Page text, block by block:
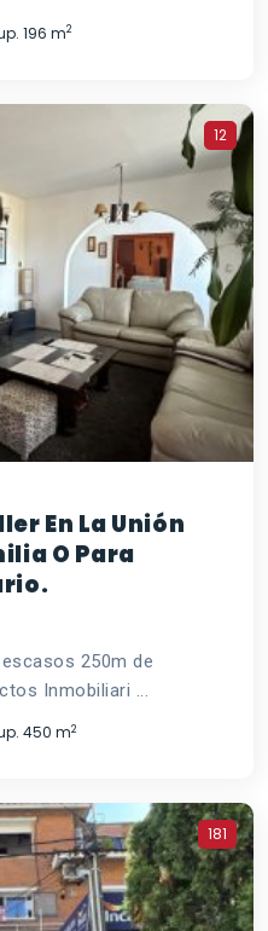
196 m2
12
En La Unión
O Para
250m de
Inmobiliari ...
450 m2
181